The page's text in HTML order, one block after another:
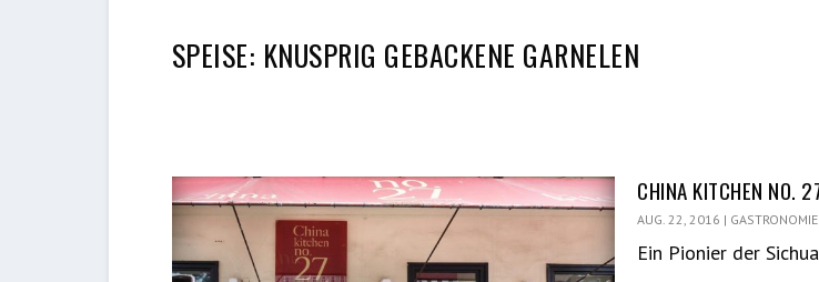
SPEISE: KNUSPRIG GEBACKENE GARNELEN
CHINA KITCHEN NO.
AUG. 22, 2016 | GASTRONOMIE
Ein Pionier der